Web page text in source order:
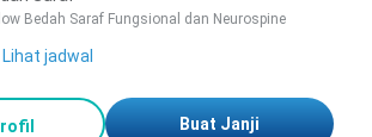
Bedah Saraf Fungsional dan Neurospine
Lihat jadwal
Buat Janji